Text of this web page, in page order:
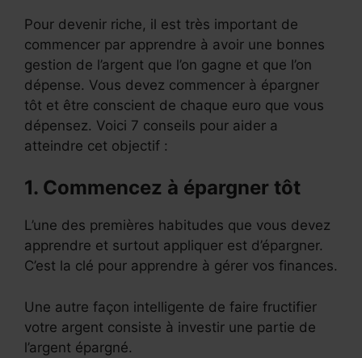
Pour devenir riche, il est très important de
commencer par apprendre à avoir une bonnes
gestion de l’argent que l’on gagne et que l’on
dépense. Vous devez commencer à épargner
tôt et être conscient de chaque euro que vous
dépensez. Voici 7 conseils pour aider a
atteindre cet objectif :
1. Commencez à épargner tôt
L’une des premières habitudes que vous devez
apprendre et surtout appliquer est d’épargner.
C’est la clé pour apprendre à gérer vos finances.
Une autre façon intelligente de faire fructifier
votre argent consiste à investir une partie de
l’argent épargné.